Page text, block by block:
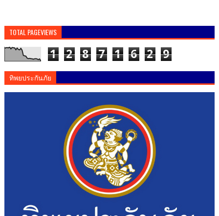
TOTAL PAGEVIEWS
1 2 8 7 1 6 2 9
ทิพยประกันภัย